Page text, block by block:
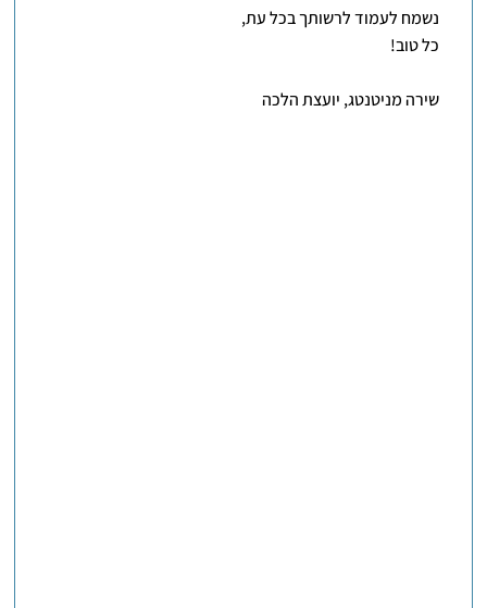
נשמח לעמוד לרשותך בכל עת,
כל טוב!
שירה מניטנטג, יועצת הלכה